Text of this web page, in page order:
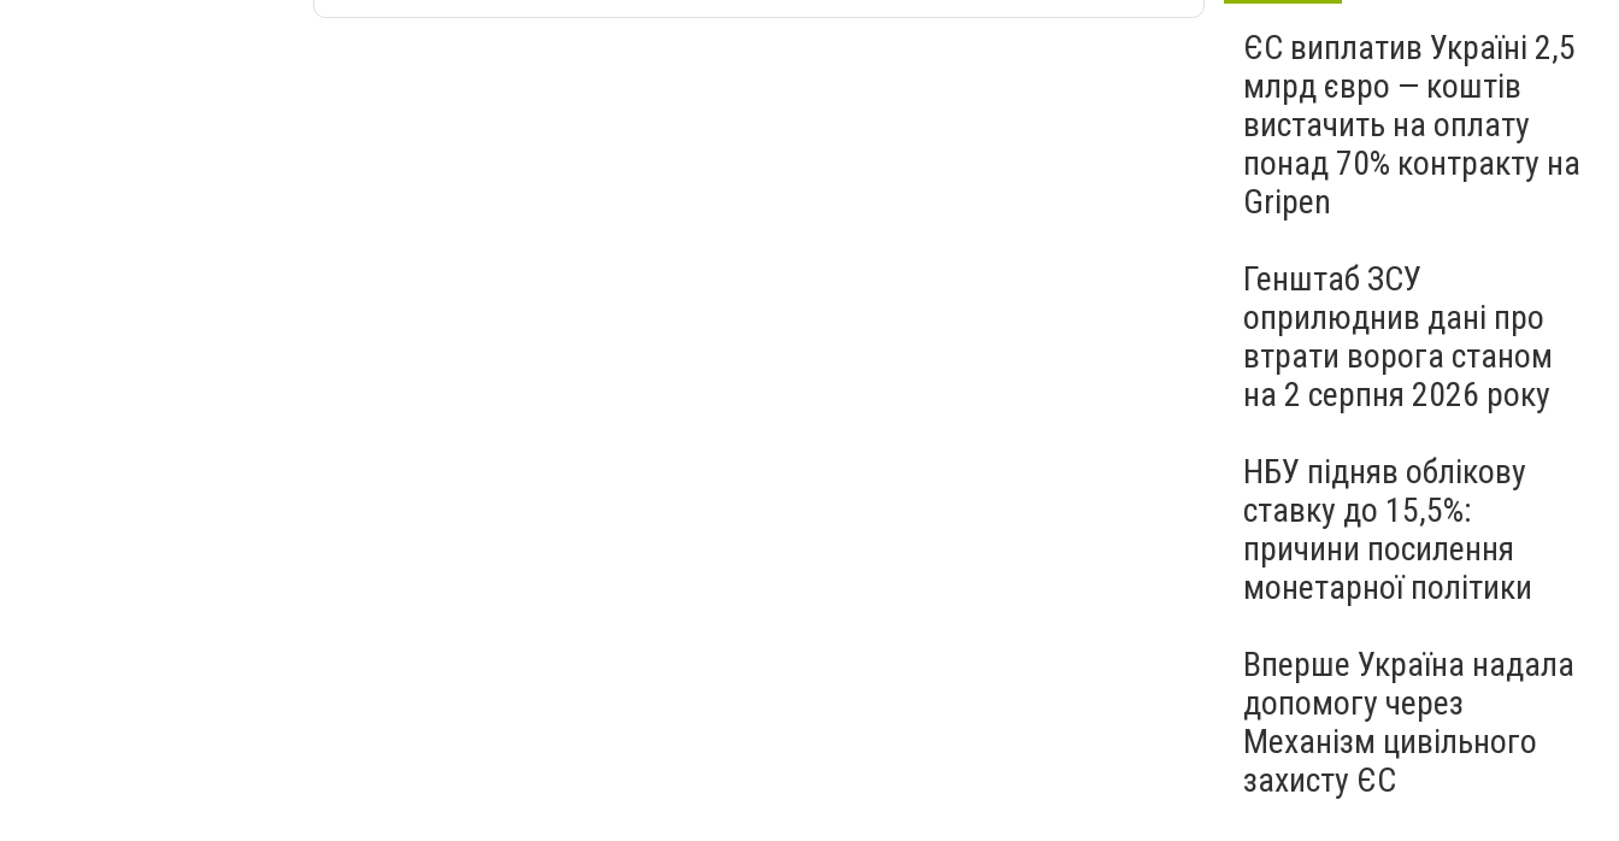
ЄС виплатив Україні 2,5
млрд євро — коштів
вистачить на оплату
понад 70% контракту на
Gripen
Генштаб ЗСУ
оприлюднив дані про
втрати ворога станом
на 2 серпня 2026 року
НБУ підняв облікову
ставку до 15,5%:
причини посилення
монетарної політики
Вперше Україна надала
допомогу через
Механізм цивільного
захисту ЄС